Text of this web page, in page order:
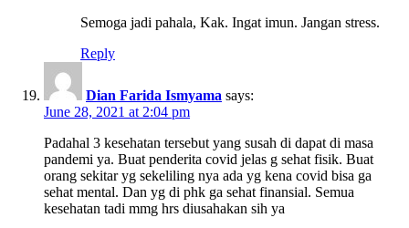
Semoga jadi pahala, Kak. Ingat imun. Jangan stress.
Reply
Dian Farida Ismyama says:
June 28, 2021 at 2:04 pm
Padahal 3 kesehatan tersebut yang susah di dapat di masa
pandemi ya. Buat penderita covid jelas g sehat fisik. Buat
orang sekitar yg sekeliling nya ada yg kena covid bisa ga
sehat mental. Dan yg di phk ga sehat finansial. Semua
kesehatan tadi mmg hrs diusahakan sih ya